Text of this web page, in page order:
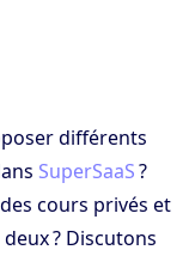
différents
SuperSaaS?
cours privés et
? Discutons